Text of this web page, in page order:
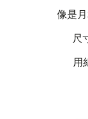
像是
尺
用